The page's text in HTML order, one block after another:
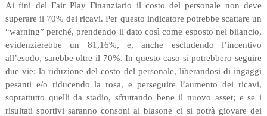
Ai fini del Fair Play Finanziario il costo del personale non deve
superare il 70% dei ricavi. Per questo indicatore potrebbe scattare un
“warning” perché, prendendo il dato così come esposto nel bilancio,
evidenzierebbe un 81,16%, e, anche escludendo l’incentivo
all’esodo, sarebbe oltre il 70%. In questo caso si potrebbero seguire
due vie: la riduzione del costo del personale, liberandosi di ingaggi
pesanti e/o riducendo la rosa, e perseguire l’aumento dei ricavi,
soprattutto quelli da stadio, sfruttando bene il nuovo asset; e se i
risultati sportivi saranno consoni al blasone ci si potrà giovare dei